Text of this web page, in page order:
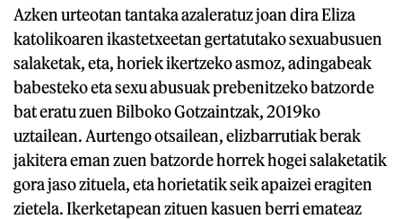
Azken urteotan tantaka azaleratuz joan dira Eliza
katolikoaren ikastetxeetan gertatutako sexuabusuen
salaketak, eta, horiek ikertzeko asmoz, adingabeak
babesteko eta sexu abusuak prebenitzeko batzorde
bat eratu zuen Bilboko Gotzaintzak, 2019ko
uztailean. Aurtengo otsailean, elizbarrutiak berak
jakitera eman zuen batzorde horrek hogei salaketatik
gora jaso zituela, eta horietatik seik apaizei eragiten
zietela. Ikerketapean zituen kasuen berri emateaz